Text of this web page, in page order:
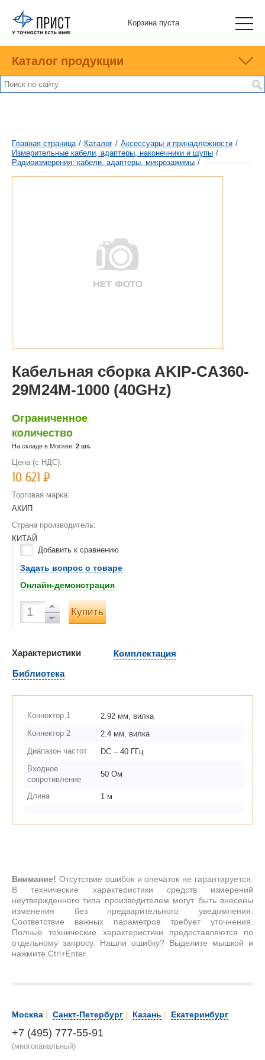
Корзина пуста
Каталог продукции
Главная страница / Каталог / Аксессуары и принадлежности /
Измерительные кабели, адаптеры, наконечники и щупы /
Радиоизмерения: кабели, адаптеры, микрозажимы /
Кабельная сборка AKIP-CA360-
29M24M-1000 (40GHz)
Ограниченное
количество
На складе в Москве: 2 шт.
Цена (с НДС):
10 621Р
Торговая марка:
АКИП
Страна производитель:
КИТАЙ
Добавить к сравнению
Задать вопрос о товаре
Онлайн-демонстрация
Купить
Характеристики
Комплектация
Библиотека
Коннектор 1
2.92 мм, вилка
Коннектор 2
2.4 мм, вилка
Диапазон частот
DC – 40 ГГц
Входное
сопротивление
50 Ом
Длина 1 м
Внимание! Отсутствие ошибок и опечаток не гарантируется.
В технические характеристики средств измерений
неутвержденного типа производителем могут быть внесены
изменения без предварительного уведомления.
Соответствие важных параметров требует уточнения.
Полные технические характеристики предоставляются по
отдельному запросу. Нашли ошибку? Выделите мышкой и
нажмите Ctrl+Enter.
Москва | Санкт-Петербург | Казань | Екатеринбург
+7 (495) 777-55-91
(многоканальный)